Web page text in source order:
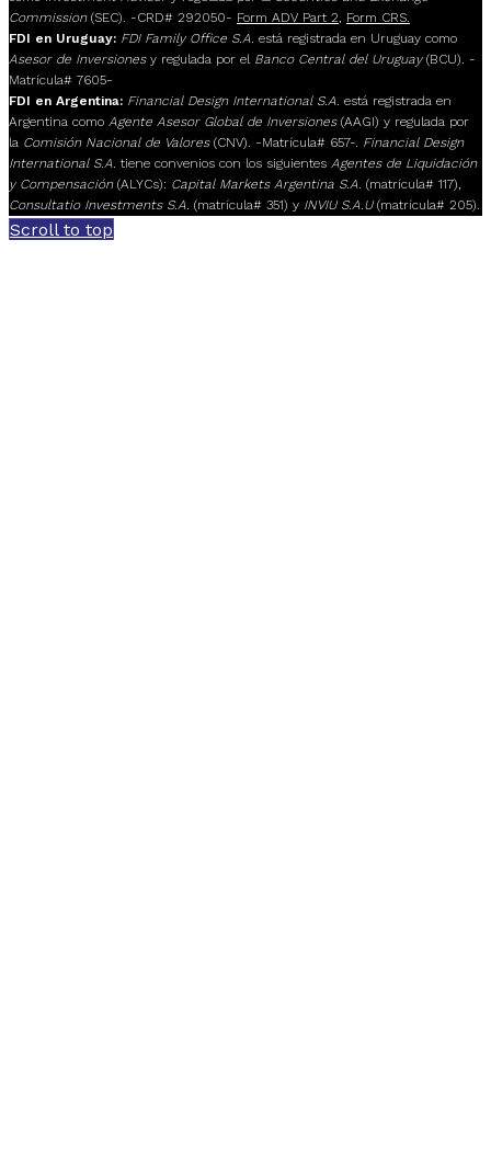
Commission(SEC). -CRD# 292050- Form ADV Part 2
Form CRS.
FDI en Uruguay: FDI Family Office S.A. está registrada en Uruguay como
Asesor de Inversionesy regulada por el Banco Central del Uruguay(BCU). -
Matrícula# 7605-
FDI en Argentina: Financial Design International S.A. está registrada en
Argentina como Agente Asesor Global de Inversiones(AAGI) y regulada por
la Comisión Nacional de Valores(CNV). -Matrícula# 657-. Financial Design
International S.A. tiene convenios con los siguientes Agentes de Liquidación
y Compensación(ALYCs): Capital Markets Argentina S.A. (matrícula# 117),
Consultatio Investments S.A. (matrícula# 351) y INVIU S.A.U(matrícula# 205).
Scroll to top